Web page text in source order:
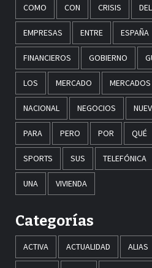
COMO CON CRISIS DEL
EMPRESAS ENTRE ESPAÑA
FINANCIEROS GOBIERNO
LOS MERCADO MERCADOS
NACIONAL NEGOCIOS
PARA PERO POR QUÉ
SPORTS SUS TELEFÓNICA
UNA VIVIENDA
Categorías
ACTIVA ACTUALIDAD ALIAS